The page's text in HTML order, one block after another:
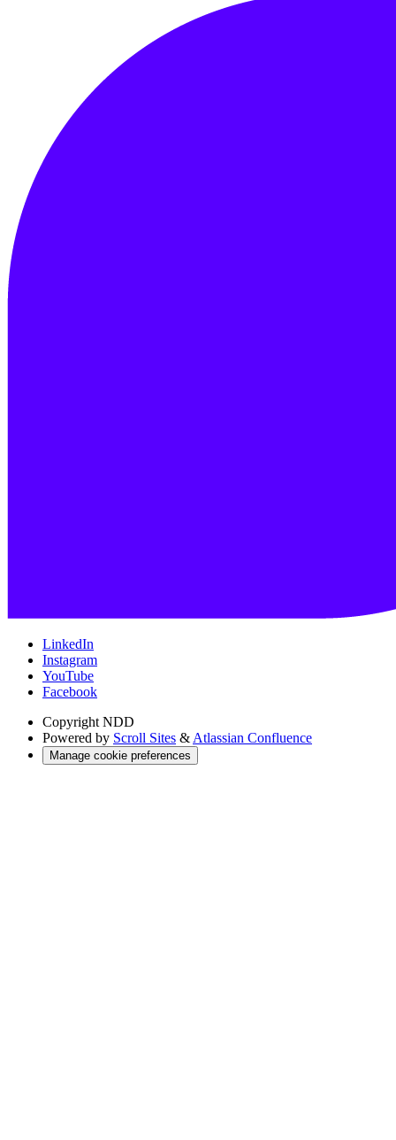
LinkedIn
Instagram
YouTube
Facebook
Copyright NDD
Powered by Scroll Sites & Atlassian Confluence
Manage cookie preferences